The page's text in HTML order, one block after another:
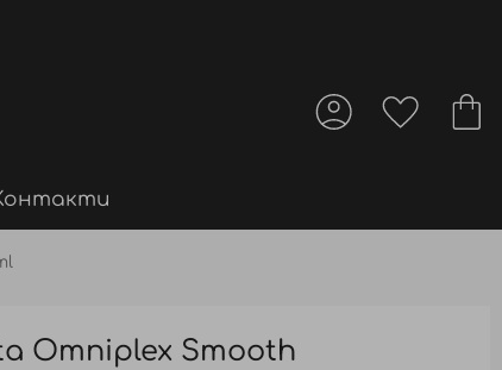
Omniplex Smooth